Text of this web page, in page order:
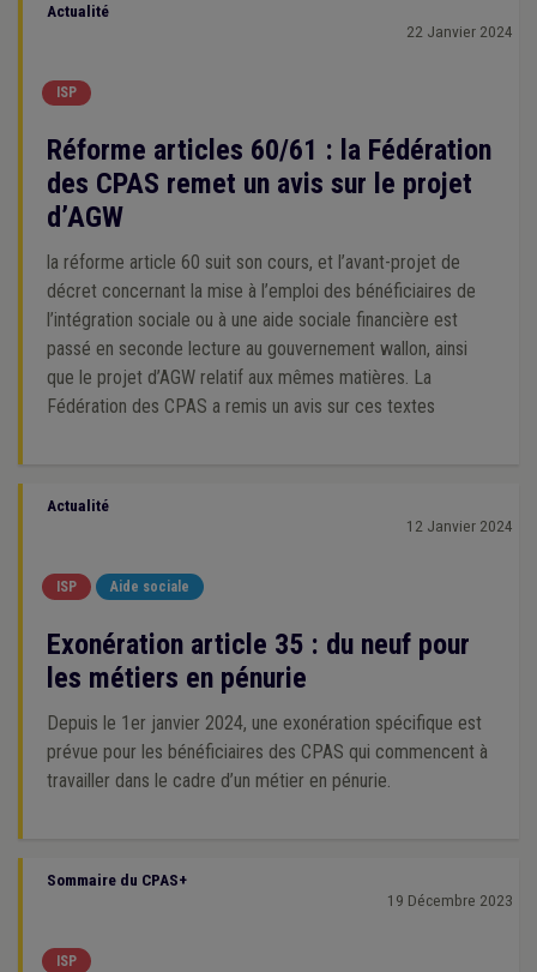
Actualité
22 Janvier 2024
ISP
Réforme articles 60/61 : la Fédération
des CPAS remet un avis sur le projet
d’AGW
la réforme article 60 suit son cours, et l’avant-projet de
décret concernant la mise à l’emploi des bénéficiaires de
l’intégration sociale ou à une aide sociale financière est
passé en seconde lecture au gouvernement wallon, ainsi
que le projet d’AGW relatif aux mêmes matières. La
Fédération des CPAS a remis un avis sur ces textes
Actualité
12 Janvier 2024
ISP Aide sociale
Exonération article 35 : du neuf pour
les métiers en pénurie
Depuis le 1er janvier 2024, une exonération spécifique est
prévue pour les bénéficiaires des CPAS qui commencent à
travailler dans le cadre d’un métier en pénurie.
Sommaire du CPAS+
19 Décembre 2023
ISP